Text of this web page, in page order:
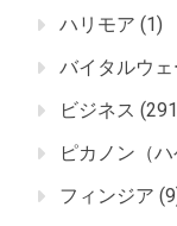
ハリモア (1)
バイタルウ
ビジネス
ピカノン（ハ
フィンジア